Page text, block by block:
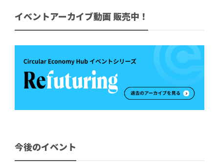
イベントアーカイブ動画 販売中！
今後のイベント